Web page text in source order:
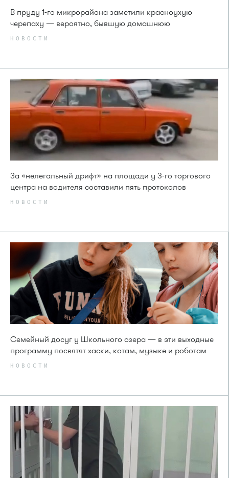
В пруду 1-го микрорайона заметили красноухую
черепаху — вероятно, бывшую домашнюю
НОВОСТИ
За «нелегальный дрифт» на площади у 3-го торгового
центра на водителя составили пять протоколов
НОВОСТИ
Семейный досуг у Школьного озера — в эти выходные
программу посвятят хаски, котам, музыке и роботам
НОВОСТИ